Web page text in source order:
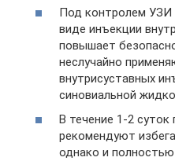
Под контролем УЗИ
виде инъекции
повышает
неслучайно
внутрисуставных
синовиальной
В течение 1-2 суток
рекомендуют
однако и